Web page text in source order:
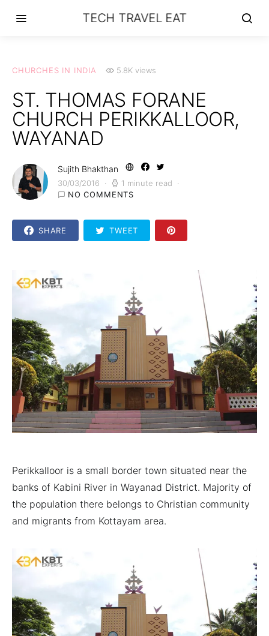
TECH TRAVEL EAT
CHURCHES IN INDIA 5.8K views
ST. THOMAS FORANE
CHURCH PERIKKALLOOR,
WAYANAD
Sujith Bhakthan
30/03/2016
1 minute read
NO COMMENTS
SHARE TWEET
Perikkalloor is a small border town situated near the
banks of Kabini River in Wayanad District. Majority of
the population there belongs to Christian community
and migrants from Kottayam area.